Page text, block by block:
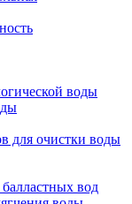
воды
для очистки воды
вод